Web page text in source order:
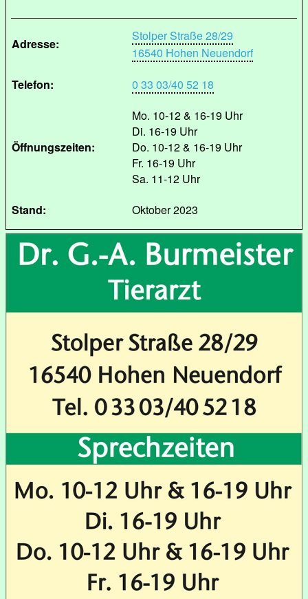
Adresse:
Stolper Straße 28/29
16540 Hohen Neuendorf
Telefon:
0 33 03/40 52 18
Öffnungszeiten:
Mo. 10-12 & 16-19 Uhr
Di. 16-19 Uhr
Do. 10-12 & 16-19 Uhr
Fr. 16-19 Uhr
Sa. 11-12 Uhr
Stand:
Oktober 2023